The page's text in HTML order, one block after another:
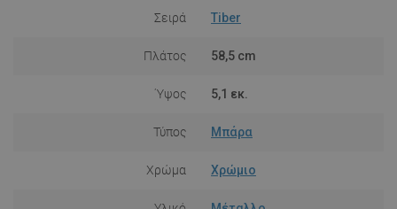
Σειρά Tiber
Πλάτος 58,5 cm
Ύψος 5,1 εκ.
Τύπος Μπάρα
Χρώμα Χρώμιο